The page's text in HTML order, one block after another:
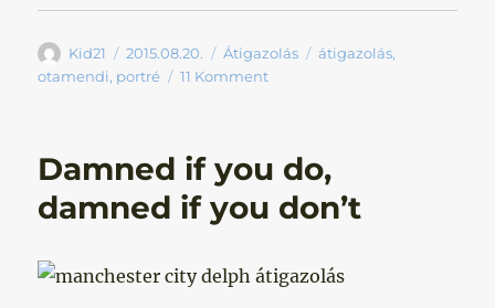
Szerző
Kid21 Közzétéve
2015.08.20. Kategória
Átigazolás Címke
átigazolás,
otamendi, portré 11 Komment
Damned if you do,
damned if you don’t